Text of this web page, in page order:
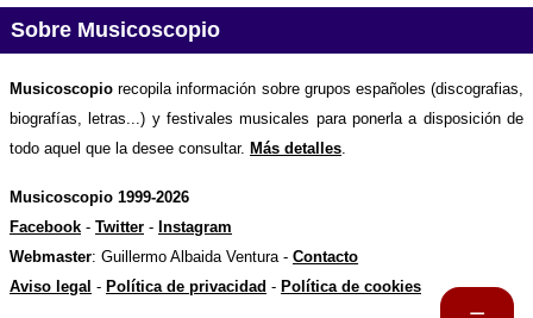
Sobre Musicoscopio
Musicoscopio recopila información sobre grupos españoles (discografias,
biografías, letras...) y festivales musicales para ponerla a disposición de
todo aquel que la desee consultar. Más detalles
Musicoscopio 1999-2026
Facebook - Twitter - Instagram
Webmaster: Guillermo Albaida Ventura - Contacto
Aviso legal - Política de privacidad - Política de cookies